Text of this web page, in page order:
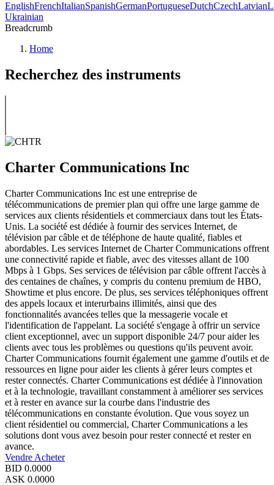
EnglishFrenchItalianSpanishGermanPortugueseDutchCzechLatvian
Ukrainian
Breadcrumb
Home
Recherchez des instruments
Charter Communications Inc
Charter Communications Inc est une entreprise de
télécommunications de premier plan qui offre une large gamme de
services aux clients résidentiels et commerciaux dans tout les États-
Unis. La société est dédiée à fournir des services Internet, de
télévision par câble et de téléphone de haute qualité, fiables et
abordables. Les services Internet de Charter Communications offrent
une connectivité rapide et fiable, avec des vitesses allant de 100
Mbps à 1 Gbps. Ses services de télévision par câble offrent l'accès à
des centaines de chaînes, y compris du contenu premium de HBO,
Showtime et plus encore. De plus, ses services téléphoniques offrent
des appels locaux et interurbains illimités, ainsi que des
fonctionnalités avancées telles que la messagerie vocale et
l'identification de l'appelant. La société s'engage à offrir un service
client exceptionnel, avec un support disponible 24/7 pour aider les
clients avec tous les problèmes ou questions qu'ils peuvent avoir.
Charter Communications fournit également une gamme d'outils et de
ressources en ligne pour aider les clients à gérer leurs comptes et
rester connectés. Charter Communications est dédiée à l'innovation
et à la technologie, travaillant constamment à améliorer ses services
et à rester en avance sur la courbe dans l'industrie des
télécommunications en constante évolution. Que vous soyez un
client résidentiel ou commercial, Charter Communications a les
solutions dont vous avez besoin pour rester connecté et rester en
avance.
Vendre Acheter
BID 0.0000
ASK 0.0000